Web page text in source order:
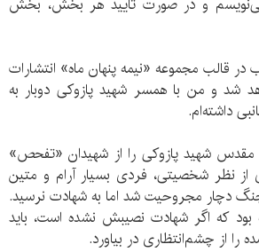
در قالب مجموعه «نیمه پنهان ماه» انتشارات
شد و من با همسر شهید پازوکی دوبار به
داشته‌ام.
مقدس شهید پازوکی را از شهیدان «تفحص»
نظر شخصیتی، فردی بسیار آرام و متین
دچار مجروحیت شد اما به شهادت نرسید.
که اگر شهادت نصیبش نشده است، باید
را از چشم‌انتظاری در بیاورد.